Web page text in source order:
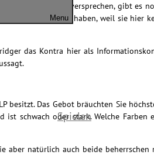
Menu
Spielen
Kartenverteilung versprechen, gibt
verloren haben, weil sie
das Kontra hier als
Das Gebot bräuchten Sie
schwach oder stark. Welche
natürlich auch beide